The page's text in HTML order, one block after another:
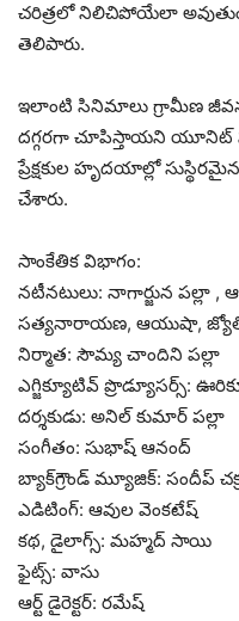
చరిత్రలో నిలిచిపోయేలా
తెలిపారు.
ఇలాంటి సినిమాలు గ్రామీణ
దగ్గరగా చూపిస్తాయని యూనిట్
ప్రేక్షకుల హృదయాల్లో
చేశారు.
సాంకేతిక విభాగం:
నటీనటులు: నాగార్జున పల్లా ,
సత్యనారాయణ, ఆయుషా, జ్యోతి,
నిర్మాత: సౌమ్య చాందిని పల్లా
ఎగ్జిక్యూటివ్ ప్రొడ్యూసర్స్:
దర్శకుడు: అనిల్ కుమార్ పల్లా
సంగీతం: సుభాష్ ఆనంద్
బ్యాక్‌గ్రౌండ్ మ్యూజిక్: సందీప్
ఎడిటింగ్: ఆవుల వెంకటేష్
కథ, డైలాగ్స్: మహ్మద్ సాయి
ఫైట్స్: వాసు
ఆర్ట్ డైరెక్టర్: రమేష్